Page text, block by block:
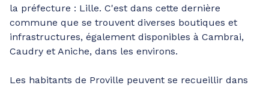
la préfecture : Lille. C'est dans cette dernière
commune que se trouvent diverses boutiques et
infrastructures, également disponibles à Cambrai,
Caudry et Aniche, dans les environs.
Les habitants de Proville peuvent se recueillir dans